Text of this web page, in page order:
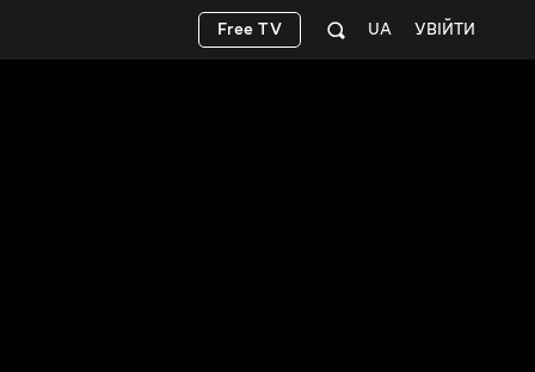
УВІЙТИ
UA
Free TV